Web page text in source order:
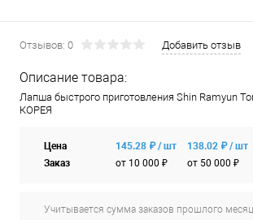
Отзывов: 0 Добавить отзыв
Описание товара:
Лапша быстрого приготовления Shin Ramyun
КОРЕЯ
Цена
Заказ
145.28 ₽ / шт
от 10 000 ₽
138.02 ₽ / шт
от 50 000 ₽
Учитывается сумма заказов прошлого